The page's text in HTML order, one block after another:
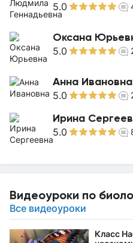
5.0
Оксана
5.0
Анна Ивановна
5.0
Ирина
5.0
Видеоуроки по
Все видеоуроки
Класс